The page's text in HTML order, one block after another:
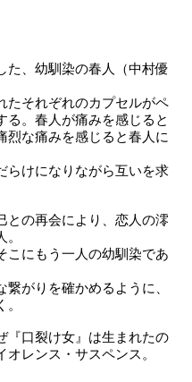
た、幼馴染の春人（中村優
たそれぞれのカプセルがペ
る。春人が痛みを感じると
烈な痛みを感じると春人に
らけになりながら互いを求
との再会により、恋人の澪
こにもう一人の幼馴染であ
がりを確かめるように、
口裂け女』は生まれたの
レンス・サスペンス。